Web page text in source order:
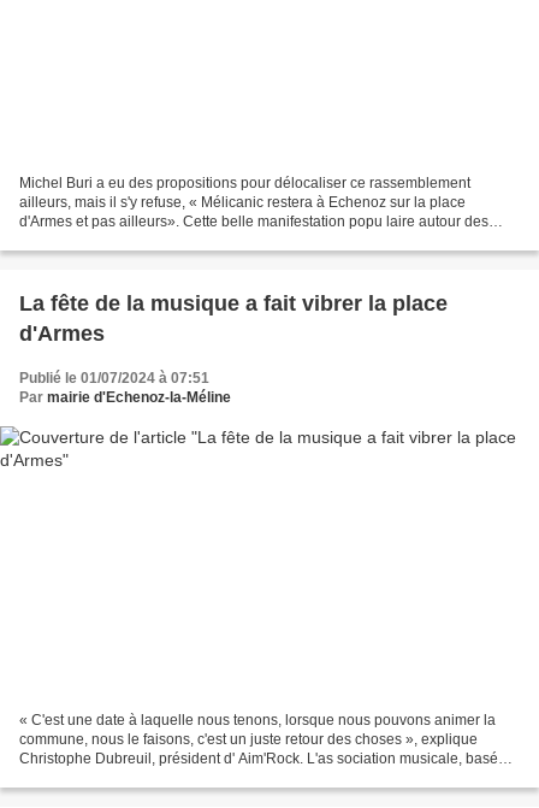
Michel Buri a eu des propositions pour délocaliser ce rassemblement
ailleurs, mais il s'y refuse, « Mélicanic restera à Echenoz sur la place
d'Armes et pas ailleurs». Cette belle manifestation popu laire autour des
La fête de la musique a fait vibrer la place
d'Armes
Publié le 01/07/2024 à 07:51
Par mairie d'Echenoz-la-Méline
« C'est une date à laquelle nous tenons, lorsque nous pouvons animer la
commune, nous le faisons, c'est un juste retour des choses », explique
Christophe Dubreuil, président d' Aim'Rock. L'as sociation musicale, basée à